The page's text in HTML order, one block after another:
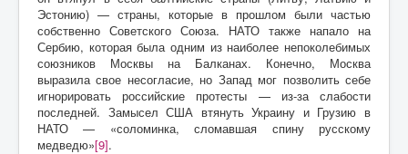
Эстонию) — страны, которые в прошлом были частью
собственно Советского Союза. НАТО также напало на
Сербию, которая была одним из наиболее непоколебимых
союзников Москвы на Балканах. Конечно, Москва
выразила свое несогласие, но Запад мог позволить себе
игнорировать российские протесты — из-за слабости
последней. Замысел США втянуть Украину и Грузию в
НАТО — «соломинка, сломавшая спину русскому
медведю»[9].